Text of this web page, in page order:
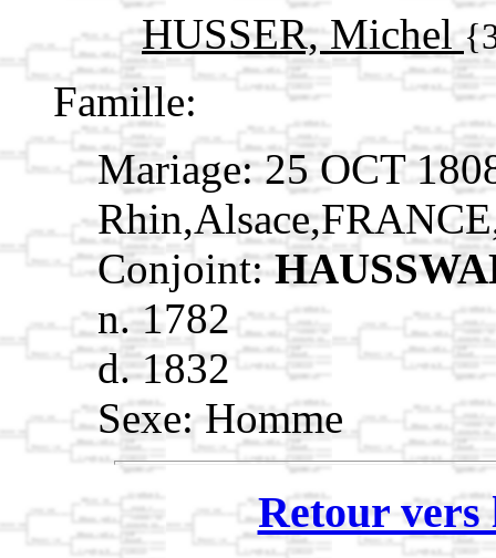
HUSSER, Michel
Famille:
Mariage: 25 OCT
Conjoint:
n. 1782
d. 1832
Sexe: Homme
Retour vers